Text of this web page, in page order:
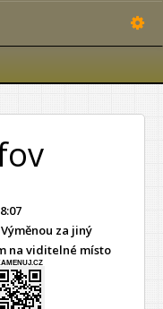
za jiný
na viditelné místo